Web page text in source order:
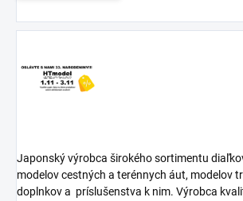
Japonský výrobca širokého sortimentu
modelov cestných a terénnych áut, modelov
doplnkov a príslušenstva k nim. Výrobca